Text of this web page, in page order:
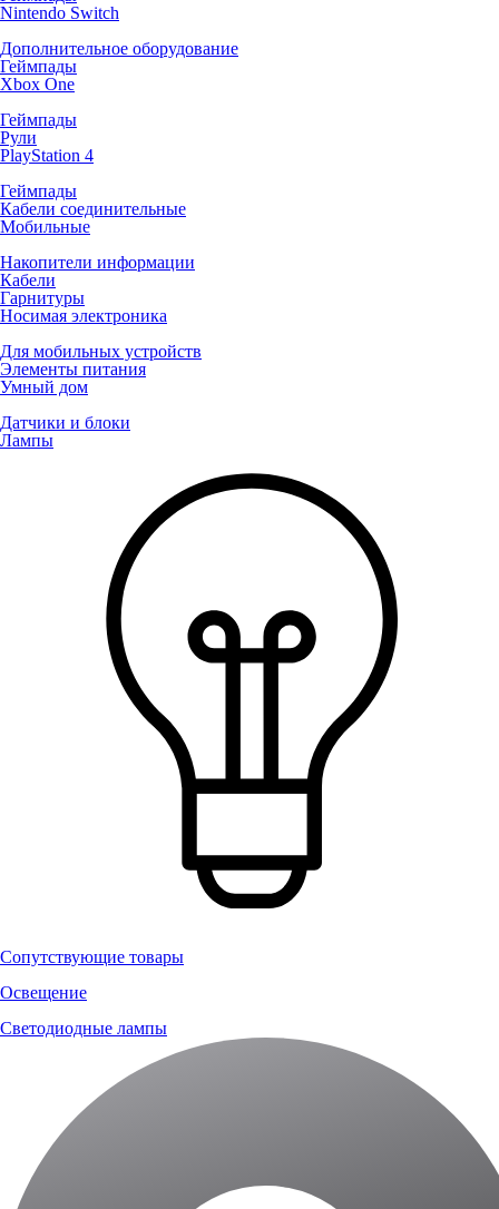
Nintendo Switch
Дополнительное оборудование
Геймпады
Xbox One
Геймпады
Рули
PlayStation 4
Геймпады
Кабели соединительные
Мобильные
Накопители информации
Кабели
Гарнитуры
Носимая электроника
Для мобильных устройств
Элементы питания
Умный дом
Датчики и блоки
Лампы
Сопутствующие товары
Освещение
Светодиодные лампы